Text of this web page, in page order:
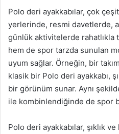
Polo deri ayakkabılar, çok
yerlerinde, resmi davetlerde,
günlük aktivitelerde
hem de spor tarzda sunulan
uyum sağlar. Örneğin, bir
klasik bir Polo deri ayakkabı,
bir görünüm sunar. Aynı
ile kombinlendiğinde de spor
Polo deri ayakkabılar, şıklık